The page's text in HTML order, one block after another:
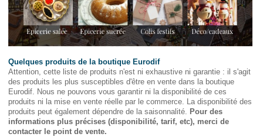
Quelques produits de la boutique Eurodif
Attention, cette liste de produits n'est ni exhaustive ni garantie : il s'agit
des produits les plus susceptibles d'être en vente dans la boutique
Eurodif. Nous ne pouvons vous garantir ni la disponibilité de ces
produits ni la mise en vente réelle par le commerce. La disponibilité des
produits peut également dépendre de la saisonnalité. Pour des
informations plus précises (disponibilité, tarif, etc), merci de
contacter le point de vente.